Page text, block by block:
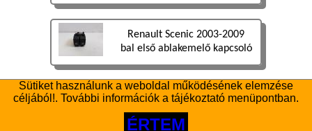
Sütiket használunk a weboldal működésének elemzése
céljából!. További információk a tájékoztató menüpontban.
ÉRTEM
Renault Scenic 2003-2009
bal első ablakemelő kapcsoló
Renault Scenic 2016-2022
jobb első ablakemelő kapcsoló